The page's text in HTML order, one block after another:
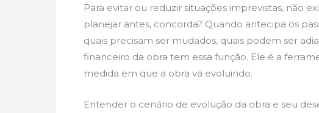
Para evitar ou reduzir situações imprevistas, não
planejar antes, concorda? Quando antecipa os
quais precisam ser mudados, quais podem ser
financeiro da obra tem essa função. Ele é a
medida em que a obra vá evoluindo.
Entender o cenário de evolução da obra e seu